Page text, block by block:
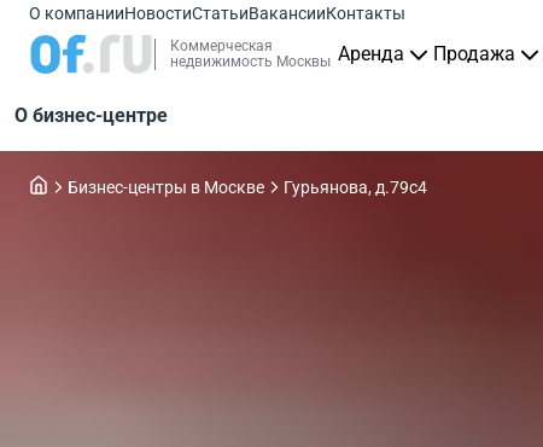
О компанииНовостиСтатьиВакансииКонтакты
Коммерческая
недвижимость Москвы Аренда Продажа
О бизнес-центре
Бизнес-центры в Москве Гурьянова, д.79с4